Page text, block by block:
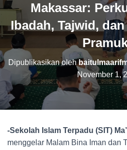
Makassar:
Ibadah, Tajwid,
Dipublikasikan oleh
November 1,
-Sekolah Islam Terpadu (SIT)
menggelar Malam Bina Iman dan